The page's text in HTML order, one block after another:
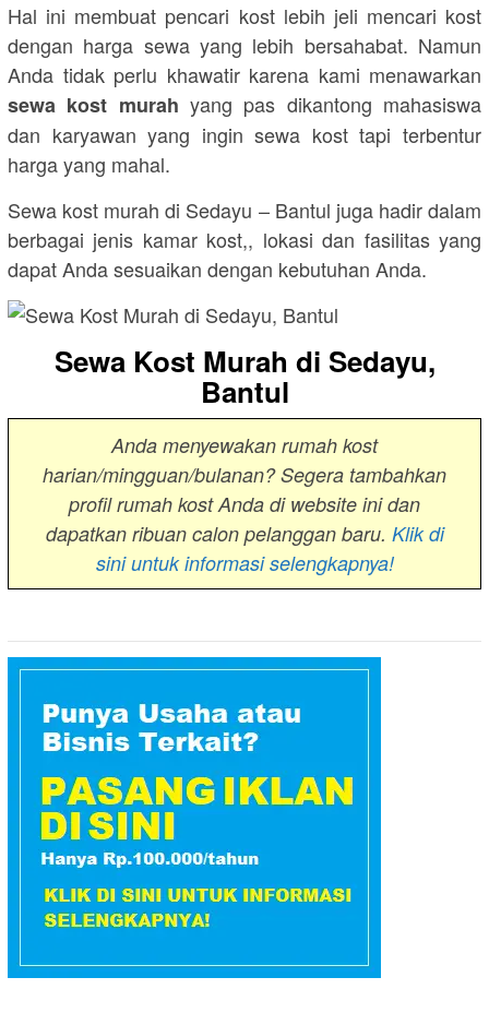
Hal ini membuat pencari kost lebih jeli mencari kost
dengan harga sewa yang lebih bersahabat. Namun
Anda tidak perlu khawatir karena kami menawarkan
sewa kost murah yang pas dikantong mahasiswa
dan karyawan yang ingin sewa kost tapi terbentur
harga yang mahal.
Sewa kost murah di Sedayu – Bantul juga hadir dalam
berbagai jenis kamar kost,, lokasi dan fasilitas yang
dapat Anda sesuaikan dengan kebutuhan Anda.
Sewa Kost Murah di Sedayu,
Bantul
Anda menyewakan rumah kost
harian/mingguan/bulanan? Segera tambahkan
profil rumah kost Anda di website ini dan
dapatkan ribuan calon pelanggan baru. Klik di
sini untuk informasi selengkapnya!